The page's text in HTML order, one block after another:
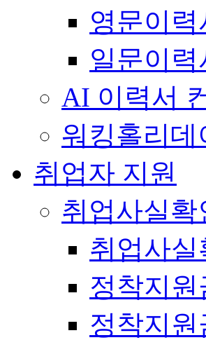
영문이
일문이
AI 이력서
워킹홀리
취업자 지원
취업사실
취업사
정착지원
정착지원